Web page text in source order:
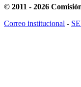
© 2011 - 2026
Correo institucional -